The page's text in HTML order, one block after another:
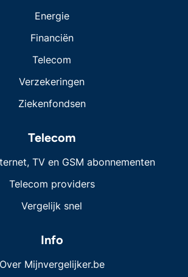
Energie
Financiën
Telecom
Verzekeringen
Ziekenfondsen
Telecom
TV en GSM abonnementen
Telecom providers
Vergelijk snel
Info
Over Mijnvergelijker.be